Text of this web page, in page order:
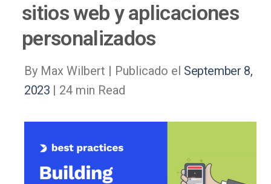
sitios web y aplicaciones
personalizados
By Max Wilbert | Publicado el September 8,
2023 | 24 min Read